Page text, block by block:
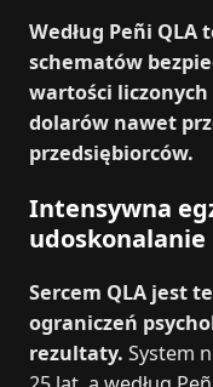
Według Peñi QLA
schematów
wartości
dolarów nawet
przedsiębiorców.
Intensywna
udoskonalanie
Sercem QLA jest
ograniczeń
rezultaty. System